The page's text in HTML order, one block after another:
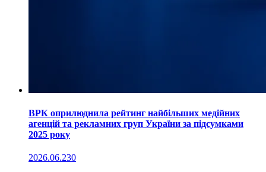
ВРК оприлюднила рейтинг найбільших медійних
агенцій та рекламних груп України за підсумками
2025 року
2026.06.230